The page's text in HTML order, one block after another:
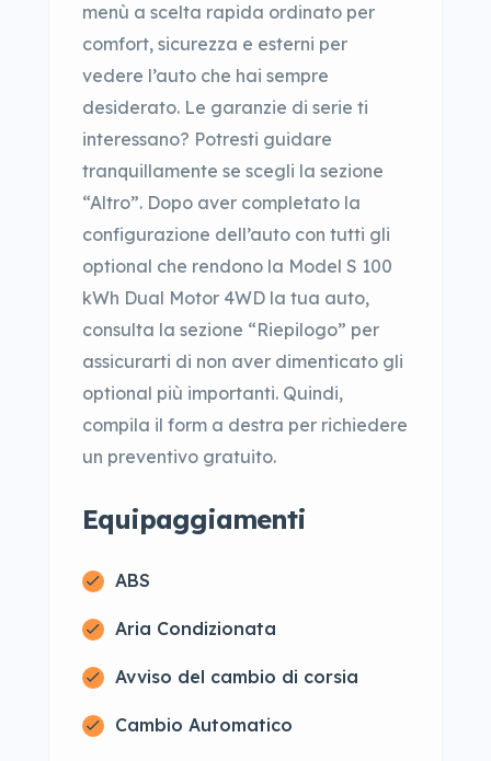
menù a scelta rapida ordinato per
comfort, sicurezza e esterni per
vedere l’auto che hai sempre
desiderato. Le garanzie di serie ti
interessano? Potresti guidare
tranquillamente se scegli la sezione
“Altro”. Dopo aver completato la
configurazione dell’auto con tutti gli
optional che rendono la Model S 100
kWh Dual Motor 4WD la tua auto,
consulta la sezione “Riepilogo” per
assicurarti di non aver dimenticato gli
optional più importanti. Quindi,
compila il form a destra per richiedere
un preventivo gratuito.
Equipaggiamenti
ABS
Aria Condizionata
Avviso del cambio di corsia
Cambio Automatico